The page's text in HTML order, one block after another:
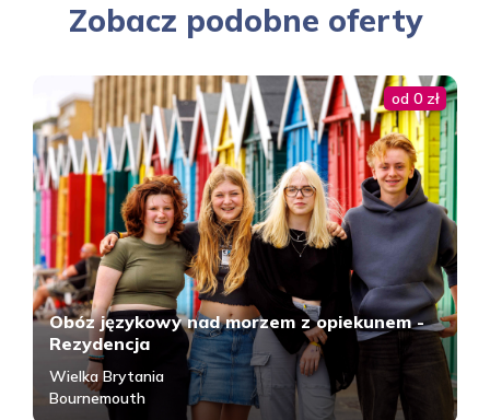
Zobacz podobne oferty
od 0 zł
Obóz językowy nad morzem z opiekunem -
Rezydencja
Wielka Brytania
Bournemouth